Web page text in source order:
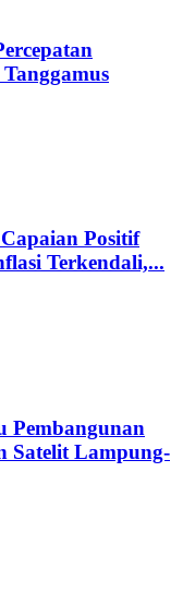
Positif
Terkendali,...
Pembangunan
Satelit Lampung-